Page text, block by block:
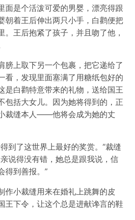
面是个活泼可爱的男婴，漂亮得跟
朝着王后伸出两只小手，白鹳便把
。王后抱紧了孩子，并且吻了他，
膀上取下另一个包裹，把它递给了
看，发现里面塞满了用糖纸包好的
是白鹳特意带来的礼物，送给国王
包括大女儿。因为她将得到的，正
裁缝本人——他将会成为她的丈
到了这世界上最好的奖赏。”裁缝
说得没有错，她总是跟我说，信
得到善报。”
作小裁缝用来在婚礼上跳舞的皮
王下令，让这个总是进献谗言的鞋